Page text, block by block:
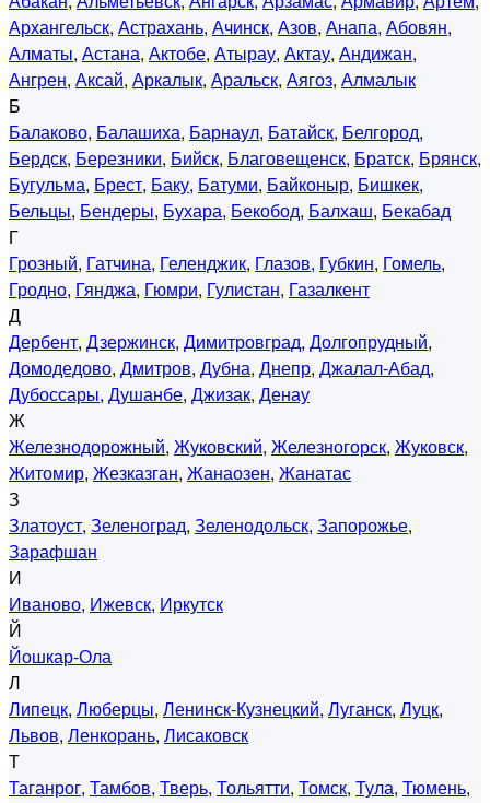
Архангельск, Астрахань, Ачинск, Азов, Анапа, Абовян,
Алматы, Астана, Актобе, Атырау, Актау, Андижан,
Ангрен, Аксай, Аркалык, Аральск, Аягоз, Алмалык
Б
Балаково, Балашиха, Барнаул, Батайск, Белгород,
Бердск, Березники, Бийск, Благовещенск, Братск, Брянск,
Бугульма, Брест, Баку, Батуми, Байконыр, Бишкек,
Бельцы, Бендеры, Бухара, Бекобод, Балхаш, Бекабад
Г
Грозный, Гатчина, Геленджик, Глазов, Губкин, Гомель,
Гродно, Гянджа, Гюмри, Гулистан, Газалкент
Д
Дербент, Дзержинск, Димитровград, Долгопрудный,
Домодедово, Дмитров, Дубна, Днепр, Джалал-Абад,
Дубоссары, Душанбе, Джизак, Денау
Ж
Железнодорожный, Жуковский, Железногорск, Жуковск,
Житомир, Жезказган, Жанаозен, Жанатас
З
Златоуст, Зеленоград, Зеленодольск, Запорожье,
Зарафшан
И
Иваново, Ижевск, Иркутск
Й
Йошкар-Ола
Л
Липецк, Люберцы, Ленинск-Кузнецкий, Луганск, Луцк,
Львов, Ленкорань, Лисаковск
Т
Таганрог, Тамбов, Тверь, Тольятти, Томск, Тула, Тюмень,